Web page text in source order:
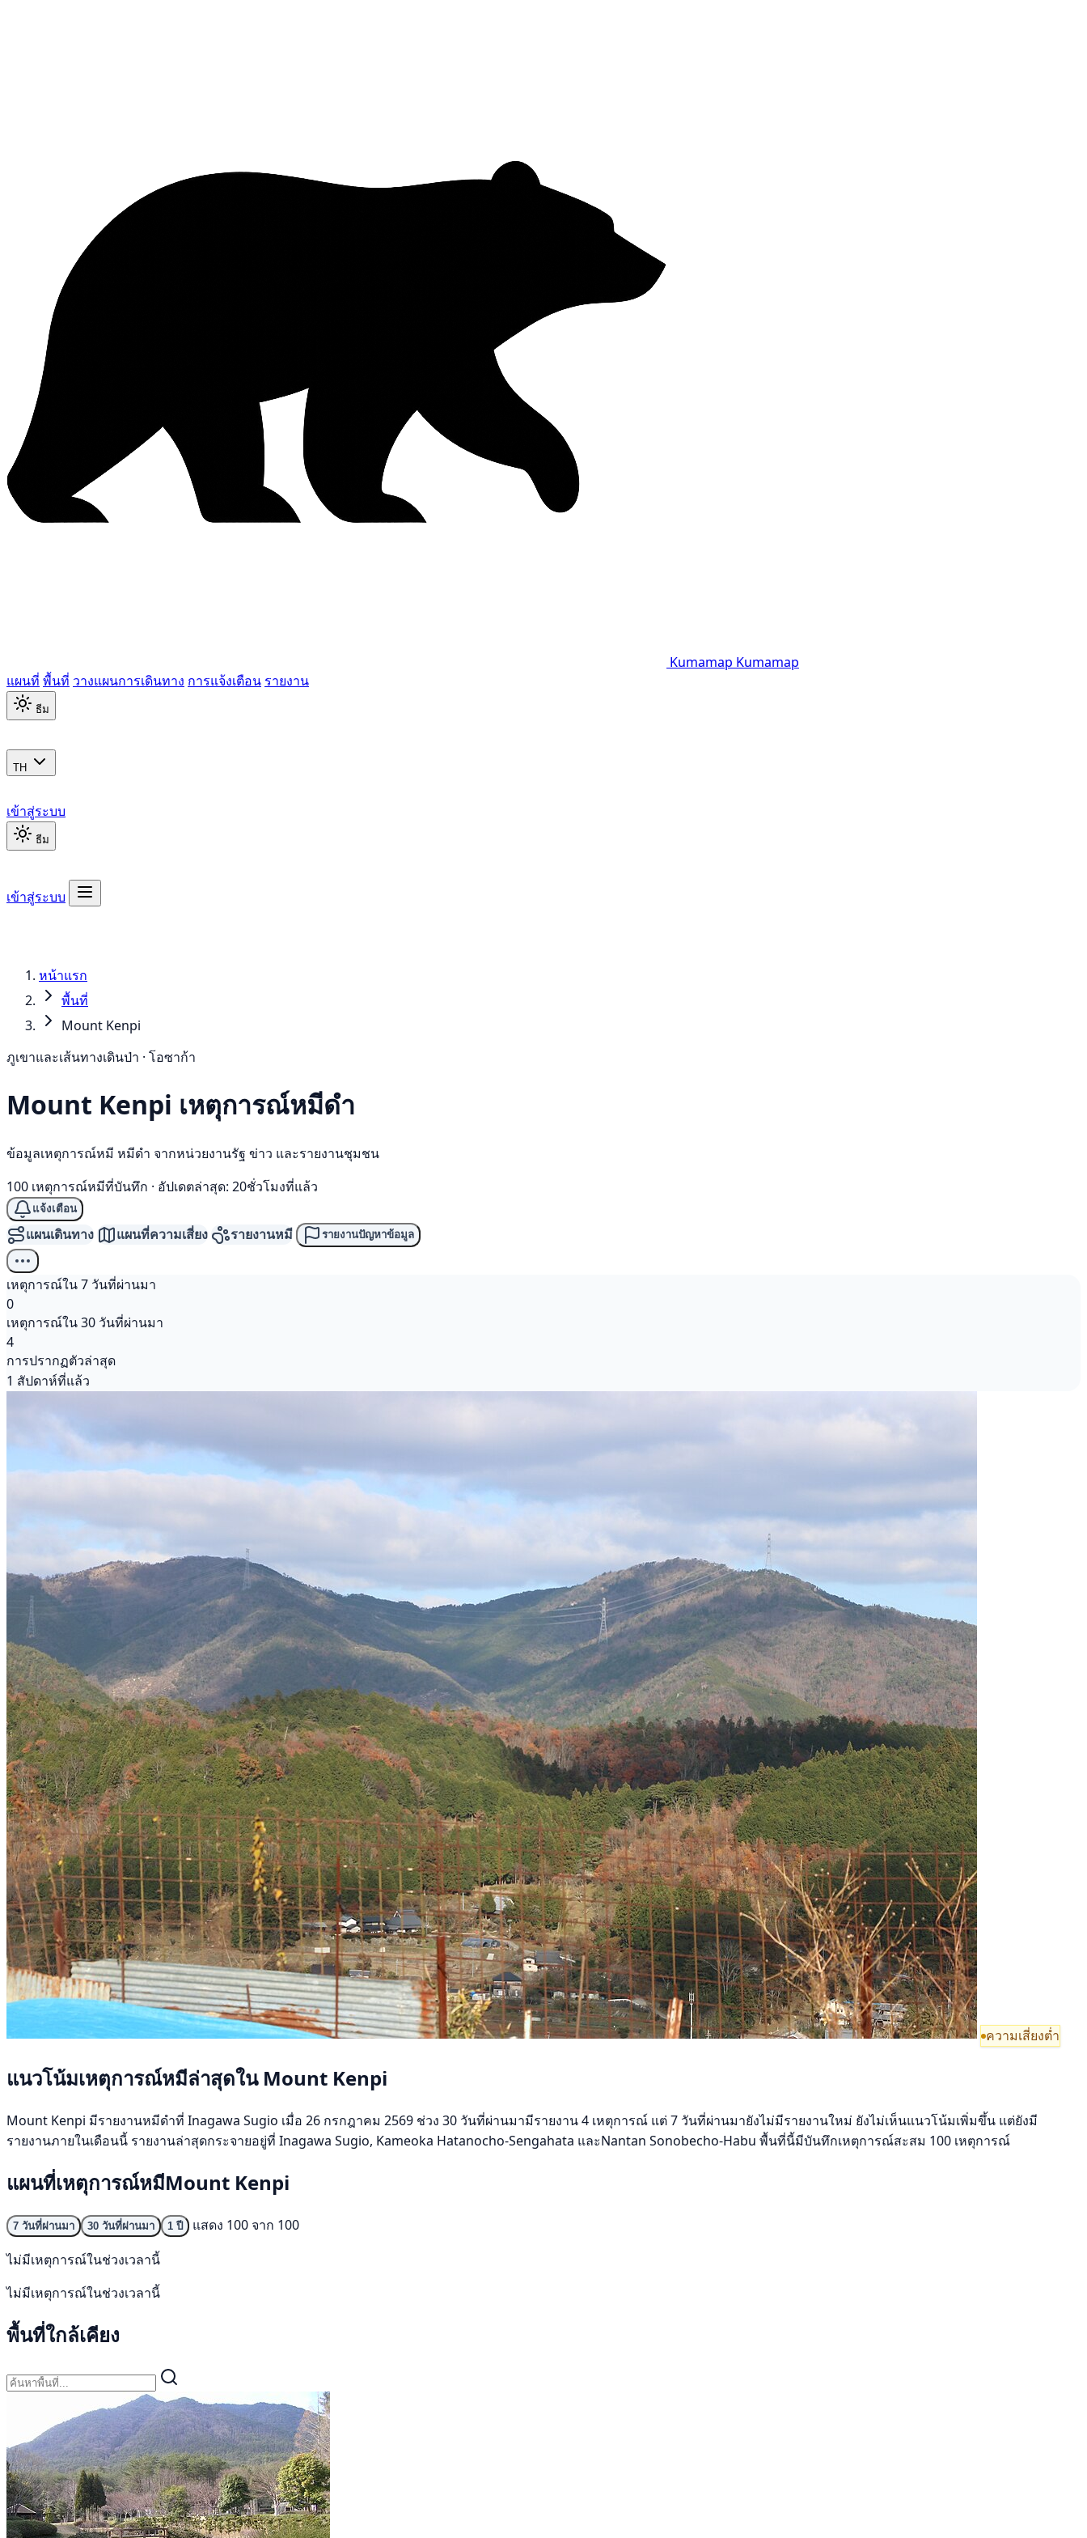
Kumamap Kumamap
แผนที่ พื้นที่ วางแผนการเดินทาง การแจ้งเตือน รายงาน
ธีม
TH
เข้าสู่ระบบ
ธีม
เข้าสู่ระบบ
หน้าแรก
พื้นที่
Mount Kenpi
ภูเขาและเส้นทางเดินป่า · โอซาก้า
Mount Kenpi เหตุการณ์หมีดำ
ข้อมูลเหตุการณ์หมี หมีดำ จากหน่วยงานรัฐ ข่าว และรายงานชุมชน
100 เหตุการณ์หมีที่บันทึก · อัปเดตล่าสุด: 20ชั่วโมงที่แล้ว
แจ้งเตือน
แผนเดินทาง แผนที่ความเสี่ยง รายงานหมี รายงานปัญหาข้อมูล
เหตุการณ์ใน 7 วันที่ผ่านมา
0
เหตุการณ์ใน 30 วันที่ผ่านมา
4
การปรากฏตัวล่าสุด
1 สัปดาห์ที่แล้ว
ความเสี่ยงต่ำ
แนวโน้มเหตุการณ์หมีล่าสุดใน Mount Kenpi
Mount Kenpi มีรายงานหมีดำที่ Inagawa Sugio เมื่อ 26 กรกฎาคม 2569 ช่วง 30 วันที่ผ่านมามีรายงาน 4 เหตุการณ์ แต่ 7 วันที่ผ่านมายังไม่มีรายงานใหม่ ยังไม่เห็นแนวโน้มเพิ่มขึ้น แต่ยังมี
รายงานภายในเดือนนี้ รายงานล่าสุดกระจายอยู่ที่ Inagawa Sugio, Kameoka Hatanocho-Sengahata และNantan Sonobecho-Habu พื้นที่นี้มีบันทึกเหตุการณ์สะสม 100 เหตุการณ์
แผนที่เหตุการณ์หมีMount Kenpi
7 วันที่ผ่านมา 30 วันที่ผ่านมา 1 ปี
แสดง 100 จาก 100
ไม่มีเหตุการณ์ในช่วงเวลานี้
ไม่มีเหตุการณ์ในช่วงเวลานี้
พื้นที่ใกล้เคียง